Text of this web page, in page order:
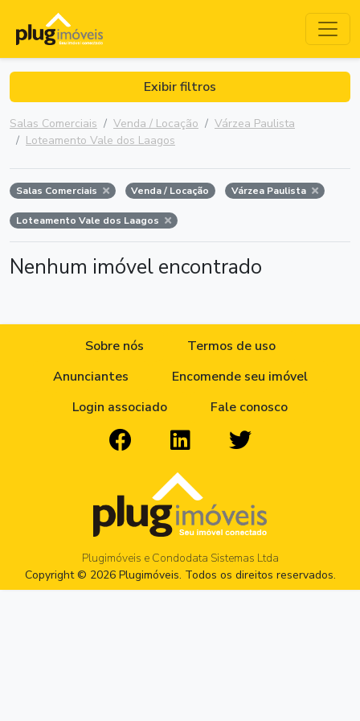
Exibir filtros
Salas Comerciais Venda / Locação
Várzea Paulista
Loteamento Vale dos Laagos
Salas Comerciais Venda / Locação Várzea Paulista
Loteamento Vale dos Laagos
Nenhum imóvel encontrado
Sobre nós
Termos de uso
Anunciantes
Encomende seu imóvel
Login associado
Fale conosco
Plugimóveis e Condodata Sistemas Ltda
Copyright © 2026 Plugimóveis. Todos os direitos reservados.